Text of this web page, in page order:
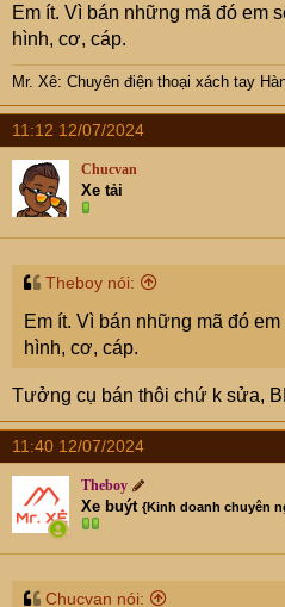
Em ít. Vì bán những mã đó em
hình, cơ, cáp.
Mr. Xê: Chuyên điện thoại xách tay
11:12 12/07/2024
Chucvan
Xe tải
Theboy nói:
Em ít. Vì bán những mã đó
hình, cơ, cáp.
Tưởng cụ bán thôi chứ k sửa,
11:40 12/07/2024
Theboy
Xe buýt {Kinh doanh chuyên
Chucvan nói: